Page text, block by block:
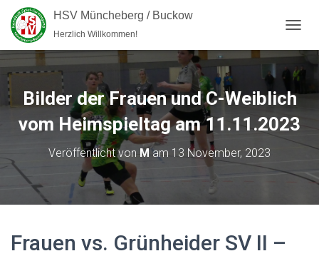
HSV Müncheberg / Buckow
Herzlich Willkommen!
Bilder der Frauen und C-Weiblich
vom Heimspieltag am 11.11.2023
Veröffentlicht von M am 13 November, 2023
Frauen vs. Grünheider SV II –